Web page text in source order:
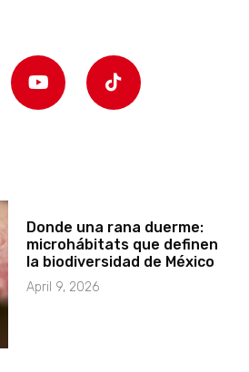
Donde una rana duerme:
microhábitats que definen
la biodiversidad de México
April 9, 2026